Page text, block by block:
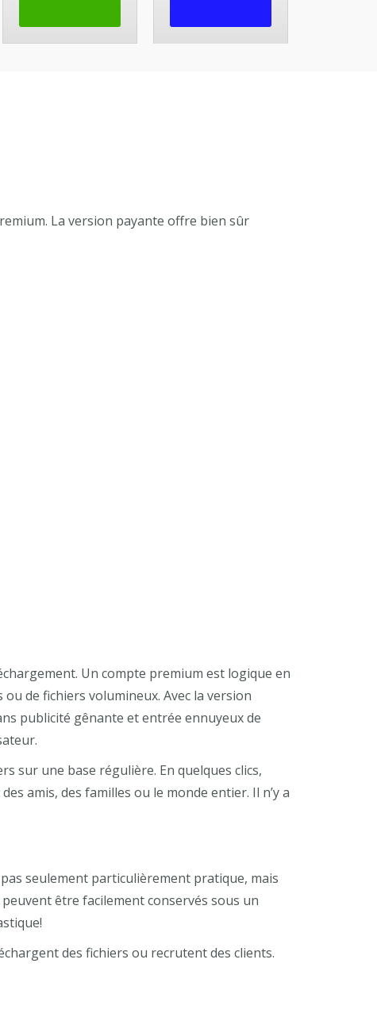
La version payante offre bien sûr
Un compte premium est logique en
de fichiers volumineux. Avec la version
publicité gênante et entrée ennuyeux de
sur une base régulière. En quelques clics,
amis, des familles ou le monde entier. Il n’y a
seulement particulièrement pratique, mais
être facilement conservés sous un
des fichiers ou recrutent des clients.